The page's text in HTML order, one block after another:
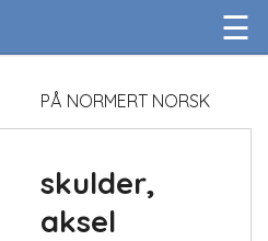
☰
PÅ NORMERT NORSK
skulder,
aksel